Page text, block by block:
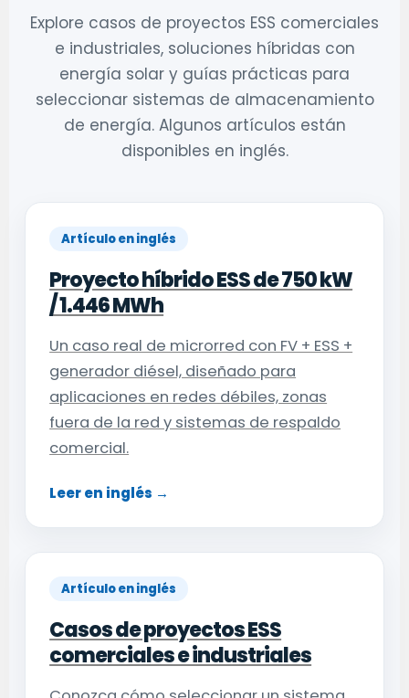
Explore casos de proyectos ESS comerciales
e industriales, soluciones híbridas con
energía solar y guías prácticas para
seleccionar sistemas de almacenamiento
de energía. Algunos artículos están
disponibles en inglés.
Artículo en inglés
Proyecto híbrido ESS de 750 kW
/ 1.446 MWh
Un caso real de microrred con FV + ESS +
generador diésel, diseñado para
aplicaciones en redes débiles, zonas
fuera de la red y sistemas de respaldo
comercial.
Leer en inglés →
Artículo en inglés
Casos de proyectos ESS
comerciales e industriales